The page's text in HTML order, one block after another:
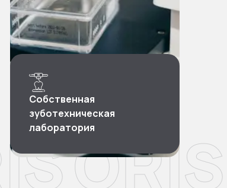
Собственная
зуботехническая
лаборатория